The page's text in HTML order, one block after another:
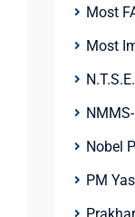
Most
Most
N.T.S.E.
Nobel
PM